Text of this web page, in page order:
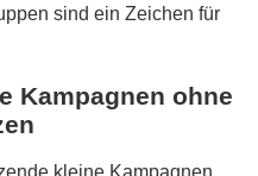
sind ein Zeichen für
Kampagnen ohne
kleine Kampagnen,